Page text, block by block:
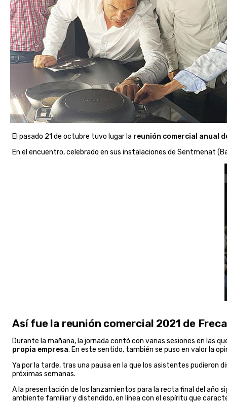
El pasado 21 de octubre tuvo lugar la reunión comercial anual
En el encuentro, celebrado en sus instalaciones de Sentmenat
Así fue la reunión comercial 2021 de
Durante la mañana, la jornada contó con varias sesiones en las
propia empresa. En este sentido, también se puso en valor la
Ya por la tarde, tras una pausa en la que los asistentes
próximas semanas.
A la presentación de los lanzamientos para la recta final del año
ambiente familiar y distendido, en línea con el espíritu que